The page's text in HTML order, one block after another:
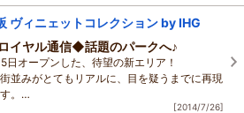
ヴィニェットコレクション by IHG
イヤル通信◆話題のパークへ♪
日オープンした、待望の新エリア！
並みがとてもリアルに、目を疑うまでに再現
。
[2014/7/26]